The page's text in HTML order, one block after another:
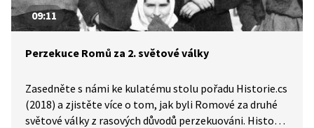
09:11
Perzekuce Romů za 2. světové války
Zasedněte s námi ke kulatému stolu pořadu Historie.cs
(2018) a zjistěte více o tom, jak byli Romové za druhé
světové války z rasových důvodů perzekuováni. Historici